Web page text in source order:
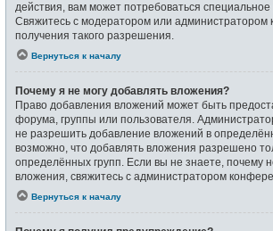
действия, вам может потребоваться
Свяжитесь с модератором или администратором
получения такого разрешения.
Вернуться к началу
Почему я не могу добавлять вложения?
Право добавления вложений может быть
форума, группы или пользователя.
не разрешить добавление вложений в
возможно, что добавлять вложения разрешено
определённых групп. Если вы не знаете, почему
вложения, свяжитесь с администратором
Вернуться к началу